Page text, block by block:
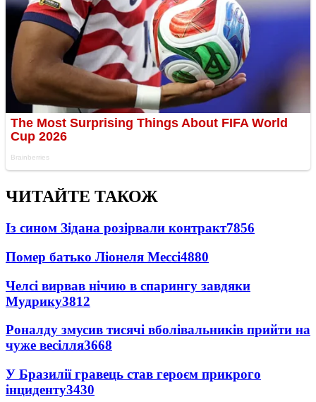
ЧИТАЙТЕ ТАКОЖ
Із сином Зідана розірвали контракт7856
Помер батько Ліонеля Мессі4880
Челсі вирвав нічию в спарингу завдяки
Мудрику3812
Роналду змусив тисячі вболівальників прийти на
чуже весілля3668
У Бразилії гравець став героєм прикрого
інциденту3430